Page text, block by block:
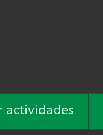
actividades